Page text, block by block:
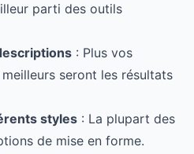
parti des outils
: Plus vos
seront les résultats
styles : La plupart des
de mise en forme.